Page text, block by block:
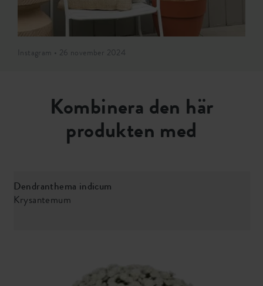
Instagram • 26 november 2024
Kombinera den här
produkten med
Dendranthema indicum
Krysantemum